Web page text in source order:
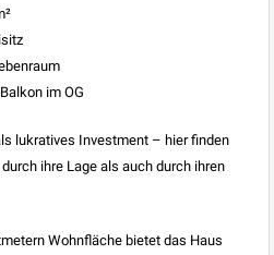
im OG
lukratives Investment – hier finden
ihre Lage als auch durch ihren
Wohnfläche bietet das Haus